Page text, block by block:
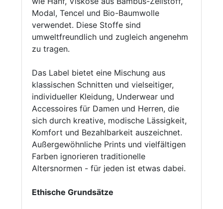
Modal, Tencel und Bio-Baumwolle
verwendet. Diese Stoffe sind
umweltfreundlich und zugleich angenehm
zu tragen.
Das Label bietet eine Mischung aus
klassischen Schnitten und vielseitiger,
individueller Kleidung, Underwear und
Accessoires für Damen und Herren, die
sich durch kreative, modische Lässigkeit,
Komfort und Bezahlbarkeit auszeichnet.
Außergewöhnliche Prints und vielfältigen
Farben ignorieren traditionelle
Altersnormen - für jeden ist etwas dabei.
Ethische Grundsätze